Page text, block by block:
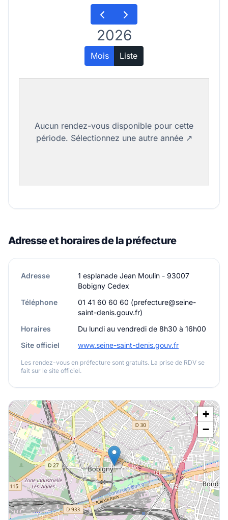
2026
Mois Liste
Adresse et horaires de la préfecture
Adresse
1 esplanade Jean Moulin - 93007
Bobigny Cedex
Téléphone
01 41 60 60 60 (prefecture@seine-
saint-denis.gouv.fr)
Horaires
Du lundi au vendredi de 8h30 à 16h00
Site officiel
www.seine-saint-denis.gouv.fr
Les rendez-vous en préfecture sont gratuits. La prise de RDV se
fait sur le site officiel.
+
−